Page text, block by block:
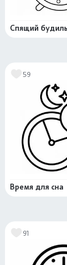
Спящий
59
Время для сна
91